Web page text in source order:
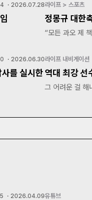
・ 2026.07.28라이프 > 스포츠
정몽규 대한
“모든 과오 제
・ 2026.06.30
를 실시한
라이프 내비게이션
역대 최강 선
그 어려운 걸 해
・ 2026.04.09유튜브